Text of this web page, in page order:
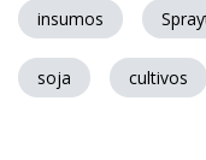
insumos
soja cultivos